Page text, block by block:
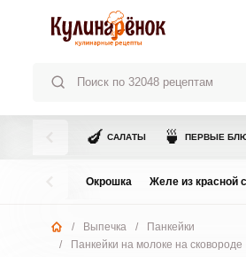
🍆 САЛАТЫ 🍵 ПЕРВЫЕ
Окрошка Желе из красной
/ Выпечка /
Панкейки
/
Панкейки на молоке на сковороде